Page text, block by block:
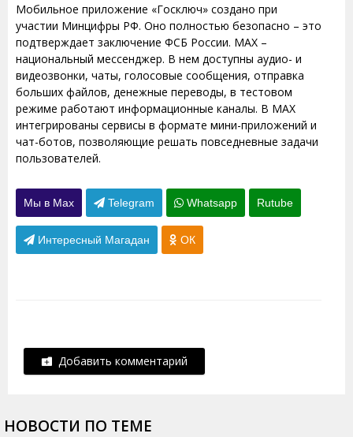
Мобильное приложение «Госключ» создано при
участии Минцифры РФ. Оно полностью безопасно – это
подтверждает заключение ФСБ России. МАХ –
национальный мессенджер. В нем доступны аудио- и
видеозвонки, чаты, голосовые сообщения, отправка
больших файлов, денежные переводы, в тестовом
режиме работают информационные каналы. В МАХ
интегрированы сервисы в формате мини-приложений и
чат-ботов, позволяющие решать повседневные задачи
пользователей.
Мы в Max Telegram Whatsapp Rutube
Интересный Магадан ОК
Добавить комментарий
НОВОСТИ ПО ТЕМЕ